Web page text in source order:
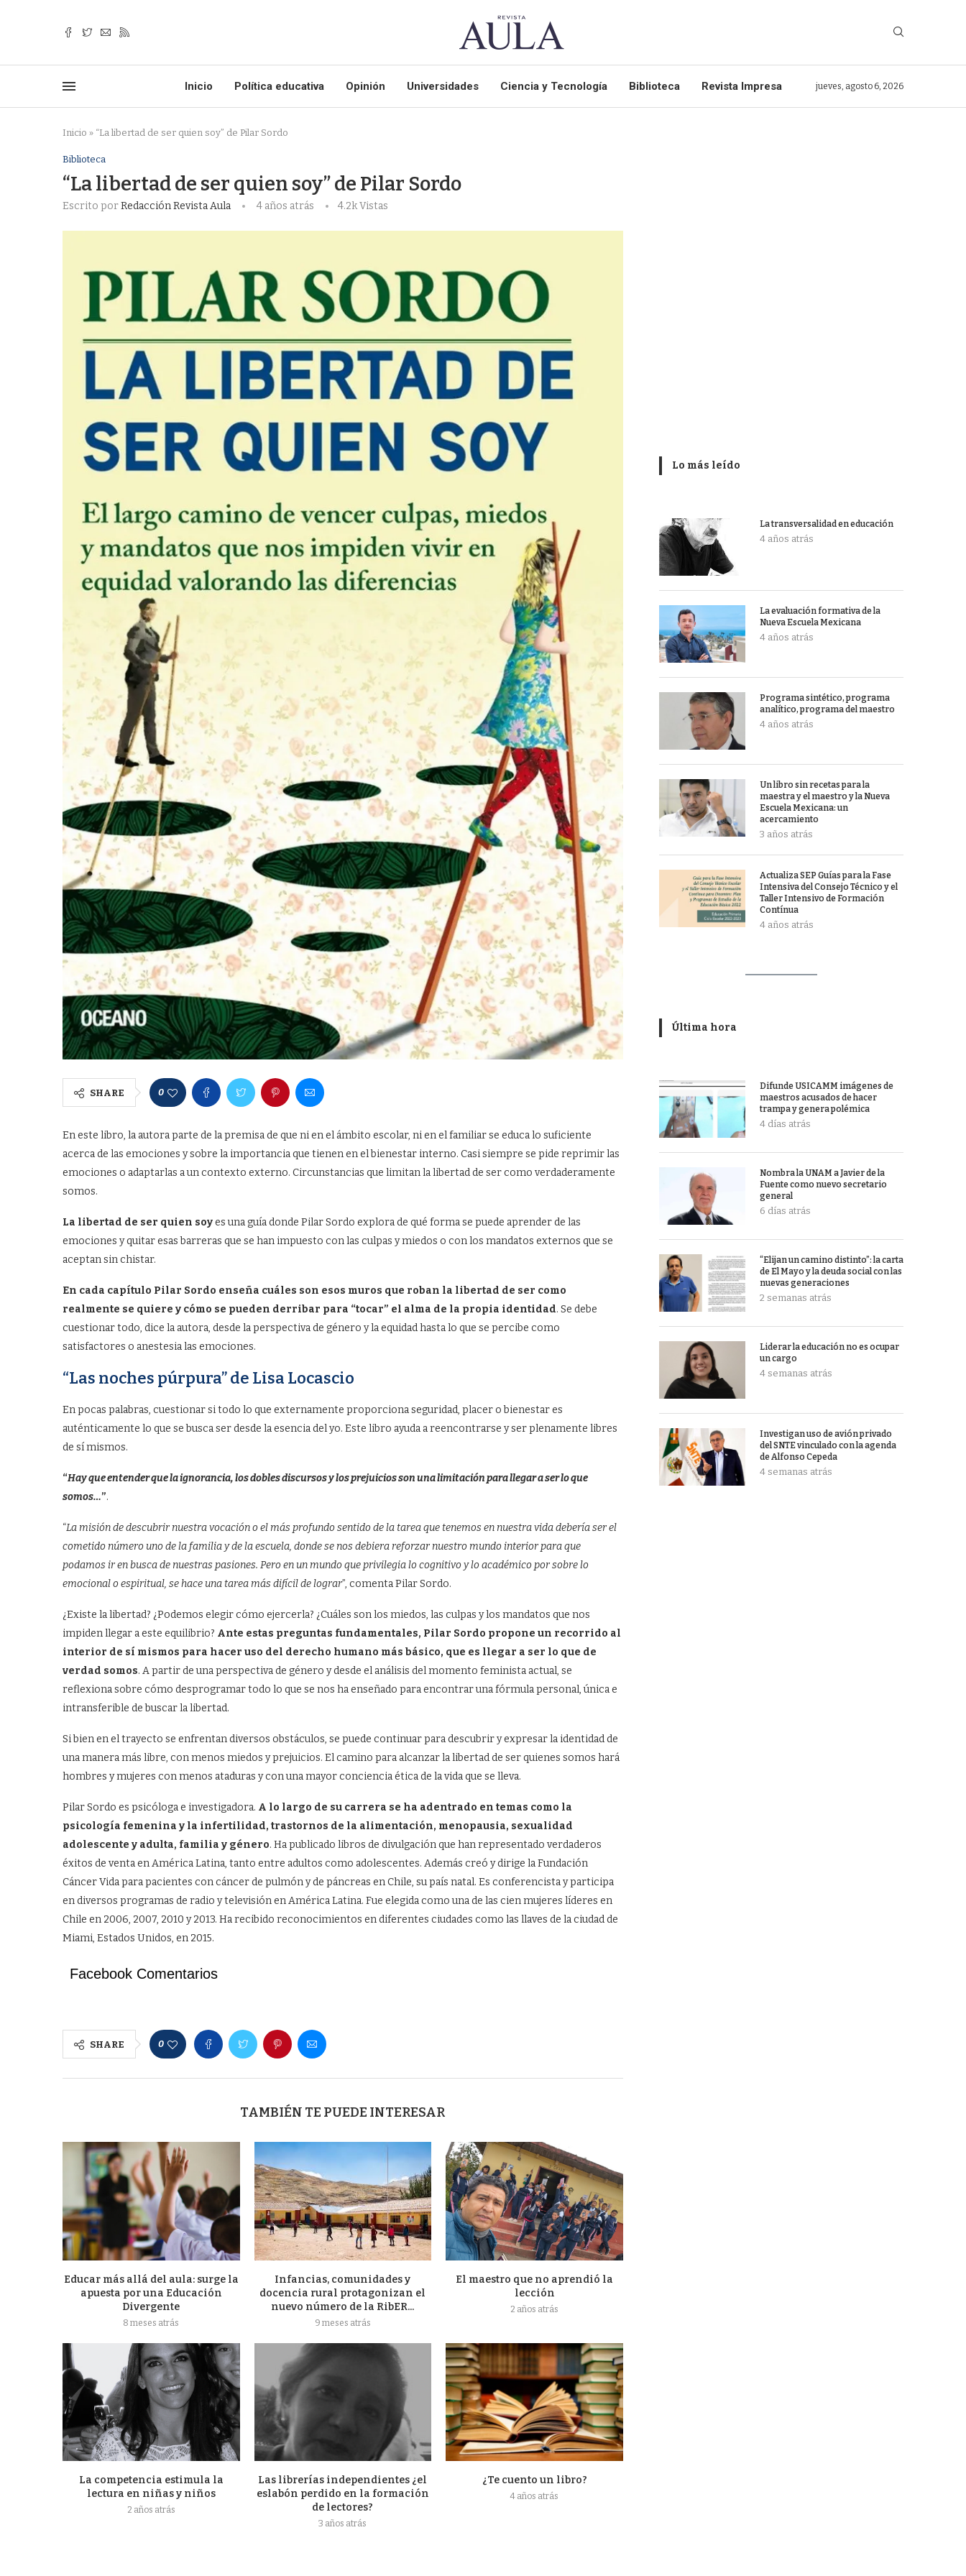
Inicio Política educativa Opinión Universidades Ciencia y Tecnología Biblioteca Revista Impresa jueves, agosto 6, 2026
Inicio » “La libertad de ser quien soy” de Pilar Sordo
Biblioteca
“La libertad de ser quien soy” de Pilar Sordo
Escrito porRedacción Revista Aula 4 años atrás 4.2kVistas
SHARE 0
En este libro, la autora parte de la premisa de que ni en el ámbito escolar, ni en el familiar se educa lo suficiente
acerca de las emociones y sobre la importancia que tienen en el bienestar interno. Casi siempre se pide reprimir las
emociones o adaptarlas a un contexto externo. Circunstancias que limitan la libertad de ser como verdaderamente
somos.
La libertad de ser quien soyes una guía donde Pilar Sordo explora de qué forma se puede aprender de las
emociones y quitar esas barreras que se han impuesto con las culpas y miedos o con los mandatos externos que se
aceptan sin chistar.
En cada capítulo Pilar Sordo enseña cuáles son esos muros que roban la libertad de ser como
realmente se quiere y cómo se pueden derribar para “tocar” el alma de la propia identidad. Se debe
cuestionar todo, dice la autora, desde la perspectiva de género y la equidad hasta lo que se percibe como
satisfactores o anestesia las emociones.
“Las noches púrpura” de Lisa Locascio
En pocas palabras, cuestionar si todo lo que externamente proporciona seguridad, placer o bienestar es
auténticamente lo que se busca ser desde la esencia del yo. Este libro ayuda a reencontrarse y ser plenamente libres
de sí mismos.
“Hay que entender que la ignorancia, los dobles discursos y los prejuicios son una limitación para llegar a ser lo que
somos…”.
“La misión de descubrir nuestra vocación o el más profundo sentido de la tarea que tenemos en nuestra vida debería ser el
cometido número uno de la familia y de la escuela, donde se nos debiera reforzar nuestro mundo interior para que
podamos ir en busca de nuestras pasiones. Pero en un mundo que privilegia lo cognitivo y lo académico por sobre lo
emocional o espiritual, se hace una tarea más difícil de lograr”, comenta Pilar Sordo.
¿Existe la libertad? ¿Podemos elegir cómo ejercerla? ¿Cuáles son los miedos, las culpas y los mandatos que nos
impiden llegar a este equilibrio? Ante estas preguntas fundamentales, Pilar Sordo propone un recorrido al
interior de sí mismos para hacer uso del derecho humano más básico, que es llegar a ser lo que de
verdad somos. A partir de una perspectiva de género y desde el análisis del momento feminista actual, se
reflexiona sobre cómo desprogramar todo lo que se nos ha enseñado para encontrar una fórmula personal, única e
intransferible de buscar la libertad.
Si bien en el trayecto se enfrentan diversos obstáculos, se puede continuar para descubrir y expresar la identidad de
una manera más libre, con menos miedos y prejuicios. El camino para alcanzar la libertad de ser quienes somos hará
hombres y mujeres con menos ataduras y con una mayor conciencia ética de la vida que se lleva.
Pilar Sordo es psicóloga e investigadora. A lo largo de su carrera se ha adentrado en temas como la
psicología femenina y la infertilidad, trastornos de la alimentación, menopausia, sexualidad
adolescente y adulta, familia y género. Ha publicado libros de divulgación que han representado verdaderos
éxitos de venta en América Latina, tanto entre adultos como adolescentes. Además creó y dirige la Fundación
Cáncer Vida para pacientes con cáncer de pulmón y de páncreas en Chile, su país natal. Es conferencista y participa
en diversos programas de radio y televisión en América Latina. Fue elegida como una de las cien mujeres líderes en
Chile en 2006, 2007, 2010 y 2013. Ha recibido reconocimientos en diferentes ciudades como las llaves de la ciudad de
Miami, Estados Unidos, en 2015.
Facebook Comentarios
SHARE 0
TAMBIÉN TE PUEDE INTERESAR
Educar más allá del aula: surge la
apuesta por una Educación
Divergente
8 meses atrás
Infancias, comunidades y
docencia rural protagonizan el
nuevo número de la RibER...
9 meses atrás
El maestro que no aprendió la
lección
2 años atrás
La competencia estimula la
lectura en niñas y niños
2 años atrás
Las librerías independientes ¿el
eslabón perdido en la formación
de lectores?
3 años atrás
¿Te cuento un libro?
4 años atrás
Lo más leído
La transversalidad en educación
4 años atrás
La evaluación formativa de la
Nueva Escuela Mexicana
4 años atrás
Programa sintético, programa
analítico, programa del maestro
4 años atrás
Un libro sin recetas para la
maestra y el maestro y la Nueva
Escuela Mexicana: un
acercamiento
3 años atrás
Actualiza SEP Guías para la Fase
Intensiva del Consejo Técnico y el
Taller Intensivo de Formación
Contínua
4 años atrás
Última hora
Difunde USICAMM imágenes de
maestros acusados de hacer
trampa y genera polémica
4 días atrás
Nombra la UNAM a Javier de la
Fuente como nuevo secretario
general
6 días atrás
“Elijan un camino distinto”: la carta
de El Mayo y la deuda social con las
nuevas generaciones
2 semanas atrás
Liderar la educación no es ocupar
un cargo
4 semanas atrás
Investigan uso de avión privado
del SNTE vinculado con la agenda
de Alfonso Cepeda
4 semanas atrás